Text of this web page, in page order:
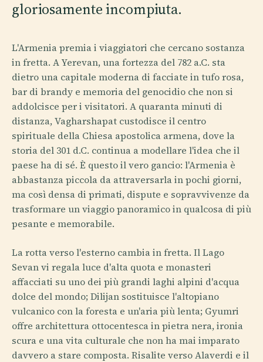
gloriosamente incompiuta.
L'Armenia premia i viaggiatori che cercano sostanza
in fretta. A Yerevan, una fortezza del 782 a.C. sta
dietro una capitale moderna di facciate in tufo rosa,
bar di brandy e memoria del genocidio che non si
addolcisce per i visitatori. A quaranta minuti di
distanza, Vagharshapat custodisce il centro
spirituale della Chiesa apostolica armena, dove la
storia del 301 d.C. continua a modellare l'idea che il
paese ha di sé. È questo il vero gancio: l'Armenia è
abbastanza piccola da attraversarla in pochi giorni,
ma così densa di primati, dispute e sopravvivenze da
trasformare un viaggio panoramico in qualcosa di più
pesante e memorabile.
La rotta verso l'esterno cambia in fretta. Il Lago
Sevan vi regala luce d'alta quota e monasteri
affacciati su uno dei più grandi laghi alpini d'acqua
dolce del mondo; Dilijan sostituisce l'altopiano
vulcanico con la foresta e un'aria più lenta; Gyumri
offre architettura ottocentesca in pietra nera, ironia
scura e una vita culturale che non ha mai imparato
davvero a stare composta. Risalite verso Alaverdi e il